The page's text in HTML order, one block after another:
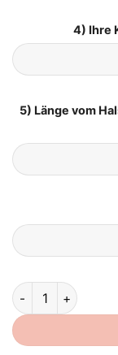
4) Ihre
5) Länge vom
Brautkleid Satin